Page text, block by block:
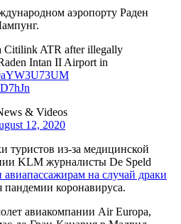
аэропорту Раден
Citilink ATR after illegally
Intan II Airport in
& Videos
12, 2020
туристов из-за медицинской
KLM журналисты De Speld
на случай драки
пандемии коронавируса.
авиакомпании Air Europa,